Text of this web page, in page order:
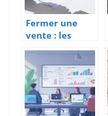
Fermer une
vente : les
etapes cles
pour reussir